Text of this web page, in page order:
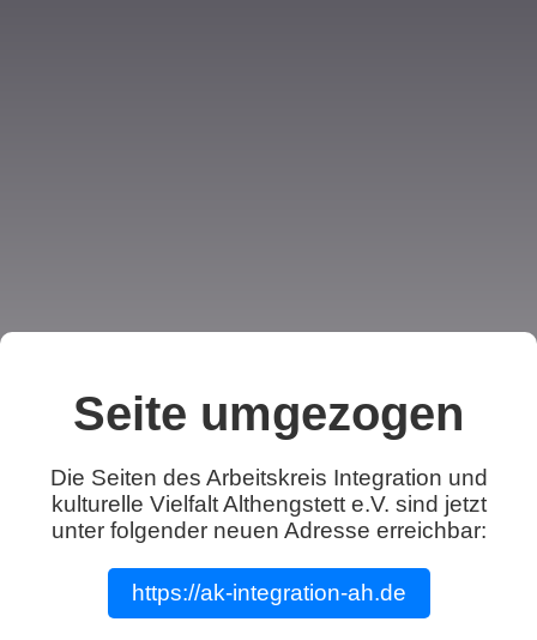
Seite umgezogen
Die Seiten des Arbeitskreis Integration und
kulturelle Vielfalt Althengstett e.V. sind jetzt
unter folgender neuen Adresse erreichbar:
https://ak-integration-ah.de